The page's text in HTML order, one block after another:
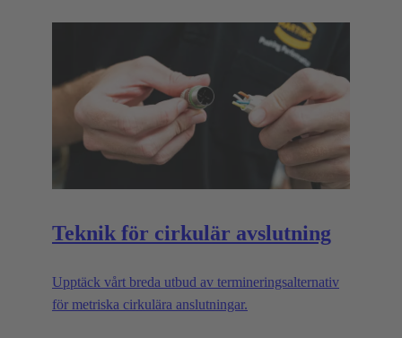
Teknik för cirkulär avslutning
Upptäck vårt breda utbud av termineringsalternativ
för metriska cirkulära anslutningar.